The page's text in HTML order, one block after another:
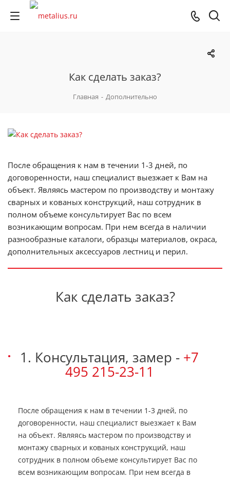
Как сделать заказ?
Главная - Дополнительно
После обращения к нам в течении 1-3 дней, по
договоренности, наш специалист выезжает к Вам на
объект. Являясь мастером по производству и монтажу
сварных и кованых конструкций, наш сотрудник в
полном объеме консультирует Вас по всем
возникающим вопросам. При нем всегда в наличии
разнообразные каталоги, образцы материалов, окраса,
дополнительных аксессуаров лестниц и перил.
Как сделать заказ?
1. Консультация, замер - +7
495 215-23-11
После обращения к нам в течении 1-3 дней, по
договоренности, наш специалист выезжает к Вам
на объект. Являясь мастером по производству и
монтажу сварных и кованых конструкций, наш
сотрудник в полном объеме консультирует Вас по
всем возникающим вопросам. При нем всегда в